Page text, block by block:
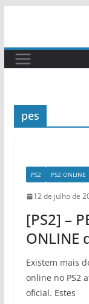
o
conteúdo
pes
PS2 PS2 ONLINE
12 de julho de
[PS2] –
ONLINE
Existem mais
online no PS2
oficial. Estes